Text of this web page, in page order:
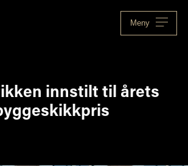
Meny
innstilt til årets